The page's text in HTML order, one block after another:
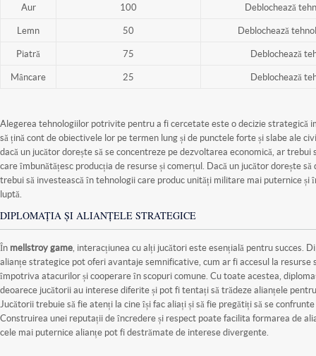
Aur 100 Deblochează
Lemn 50 Deblochează
Piatră 75 Deblochează
Mâncare 25 Deblochează
Alegerea tehnologiilor potrivite pentru a fi cercetate este o decizie strategică
să țină cont de obiectivele lor pe termen lung și de punctele forte și slabe ale
dacă un jucător dorește să se concentreze pe dezvoltarea economică, ar trebui
care îmbunătățesc producția de resurse și comerțul. Dacă un jucător dorește
trebui să investească în tehnologii care produc unități militare mai puternice și
luptă.
DIPLOMAȚIA ȘI ALIANȚELE STRATEGICE
În mellstroy game, interacțiunea cu alți jucători este esențială pentru succes.
alianțe strategice pot oferi avantaje semnificative, cum ar fi accesul la resurse
împotriva atacurilor și cooperare în scopuri comune. Cu toate acestea,
deoarece jucătorii au interese diferite și pot fi tentați să trădeze alianțele
Jucătorii trebuie să fie atenți la cine își fac aliați și să fie pregătiți să se
Construirea unei reputații de încredere și respect poate facilita formarea de
cele mai puternice alianțe pot fi destrămate de interese divergente.